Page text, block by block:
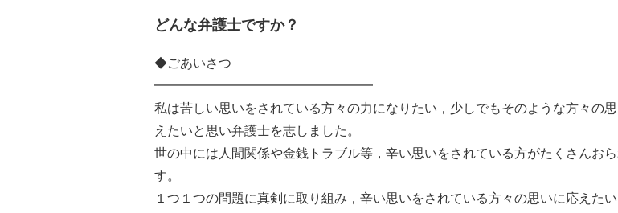
どんな弁護士ですか？
◆ごあいさつ
━━━━━━━━━━━━━━━━━
私は苦しい思いをされている方々の力になりたい，少しでもそのような方々の
えたいと思い弁護士を志しました。
世の中には人間関係や金銭トラブル等，辛い思いをされている方がたくさんおら
す。
１つ１つの問題に真剣に取り組み，辛い思いをされている方々の思いに応えたい